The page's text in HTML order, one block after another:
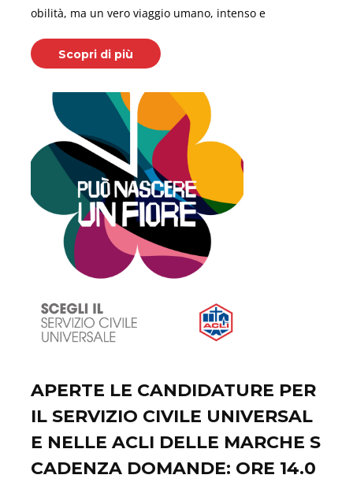
obilità, ma un vero viaggio umano, intenso e
Scopri di più
APERTE LE CANDIDATURE PER
IL SERVIZIO CIVILE UNIVERSAL
E NELLE ACLI DELLE MARCHE S
CADENZA DOMANDE: ORE 14.0